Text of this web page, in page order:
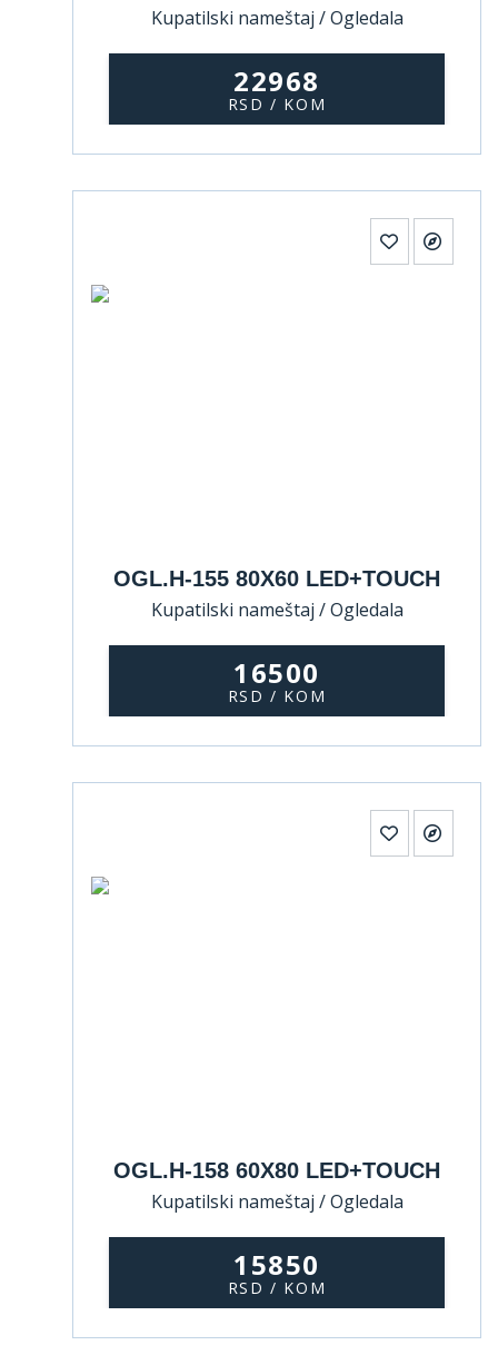
Kupatilski nameštaj / Ogledala
22968
RSD / KOM
OGL.H-155 80X60 LED+TOUCH
Kupatilski nameštaj / Ogledala
16500
RSD / KOM
OGL.H-158 60X80 LED+TOUCH
Kupatilski nameštaj / Ogledala
15850
RSD / KOM